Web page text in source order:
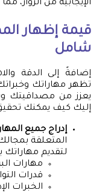
الإيجابية من الزوار،
قيمة إظهار
شامل
إضافةً إلى الدقة
تظهر مهاراتك
يعزز من مصداقيتك
إليك كيف يمكنك
إدراج جميع
المتعلقة
لتقديم
مهارات
قدرات
الخبرات